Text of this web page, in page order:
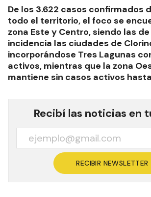
De los 3.622 casos confirmados
todo el territorio, el foco se
zona Este y Centro, siendo las
incidencia las ciudades de
incorporándose Tres Lagunas
activos, mientras que la zona
mantiene sin casos activos
Recibí las noticias en
RECIBIR NEWSLETTER